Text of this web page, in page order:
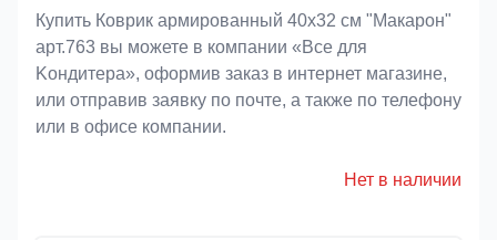
Купить Коврик армированный 40х32 см "Макарон"
арт.763 вы можете в компании «Bce для
Koндитeрa», оформив заказ в интернет магазине,
или отправив заявку по почте, а также по телефону
или в офисе компании.
Нет в наличии